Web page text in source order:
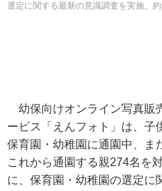
選定に関する最新の意識調査を実施。
幼保向けオンライン写真販
ービス「えんフォト」は、子
保育園・幼稚園に通園中、ま
これから通園する親274名を
に、保育園・幼稚園の選定に